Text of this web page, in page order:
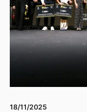
18/11/2025